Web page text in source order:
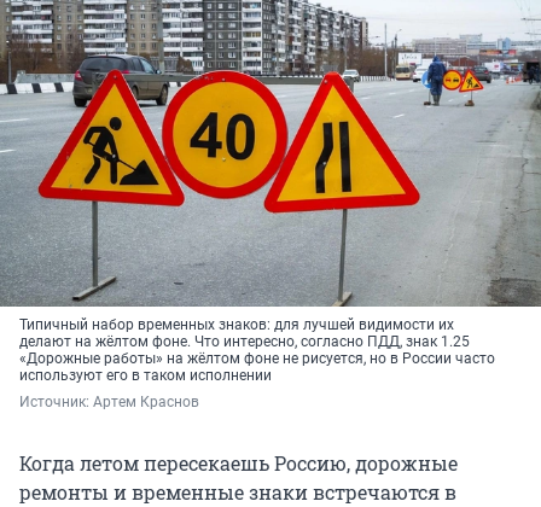
Типичный набор временных знаков: для лучшей видимости их
делают на жёлтом фоне. Что интересно, согласно ПДД, знак 1.25
«Дорожные работы» на жёлтом фоне не рисуется, но в России часто
используют его в таком исполнении
Источник: Артем Краснов
Когда летом пересекаешь Россию, дорожные
ремонты и временные знаки встречаются в